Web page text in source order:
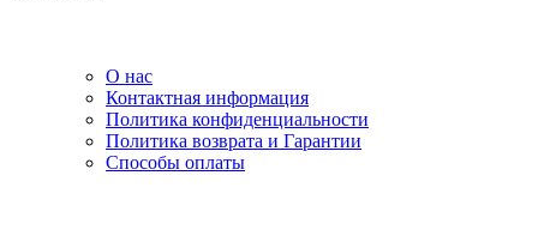
О нас
Контактная информация
Политика конфиденциальности
Политика возврата и Гарантии
Способы оплаты